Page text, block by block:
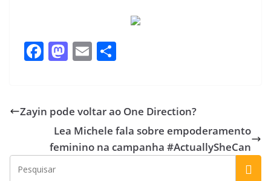
F
b
o
o
k
M
d
o
n
E
l e
Zayin pode voltar ao One Direction?
Lea Michele fala sobre empoderamento
feminino na campanha #ActuallySheCan